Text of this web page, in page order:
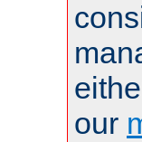
our